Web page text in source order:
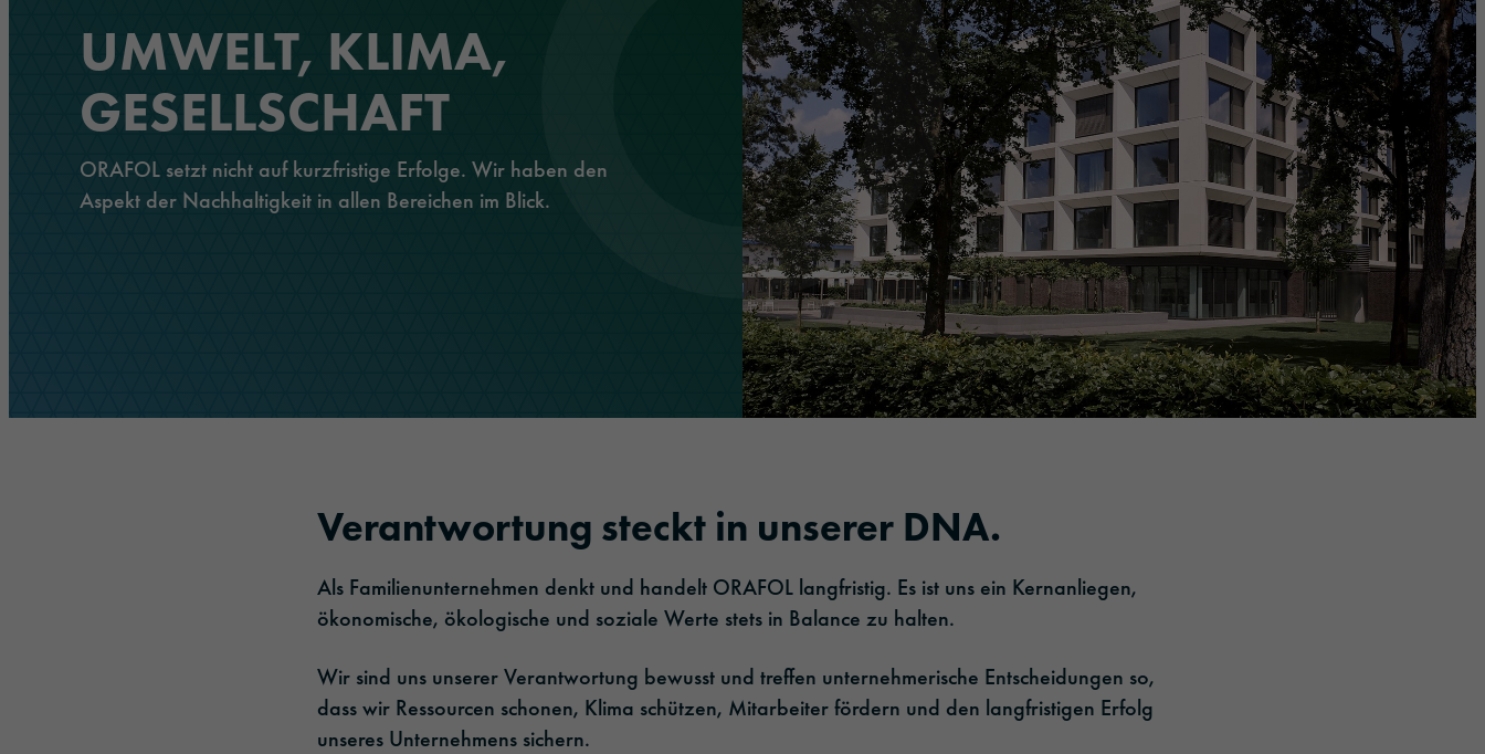
Sonnenschutzfolien
Laminier- und Schutzfolien
Extrudierte Folien
Verkehr & Infrastruktur
Architektur & Bau
Sicherheit & Schutz
Optic Solutions
Verantwortung
Ausbildung
Stellenangebote
UMWELT, KLIMA,
GESELLSCHAFT
ORAFOL setzt nicht auf kurzfristige Erfolge. Wir haben den
Aspekt der Nachhaltigkeit in allen Bereichen im Blick.
Verantwortung steckt in unserer DNA.
Als Familienunternehmen denkt und handelt ORAFOL langfristig. Es ist uns ein Kernanliegen,
ökonomische, ökologische und soziale Werte stets in Balance zu halten.
Wir sind uns unserer Verantwortung bewusst und treffen unternehmerische Entscheidungen so,
dass wir Ressourcen schonen, Klima schützen, Mitarbeiter fördern und den langfristigen Erfolg
unseres Unternehmens sichern.